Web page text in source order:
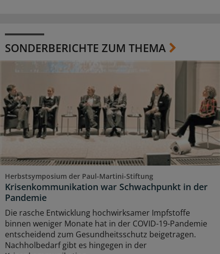
SONDERBERICHTE ZUM THEMA
Herbstsymposium der Paul-Martini-Stiftung
Krisenkommunikation war Schwachpunkt in der
Pandemie
Die rasche Entwicklung hochwirksamer Impfstoffe
binnen weniger Monate hat in der COVID-19-Pandemie
entscheidend zum Gesundheitsschutz beigetragen.
Nachholbedarf gibt es hingegen in der